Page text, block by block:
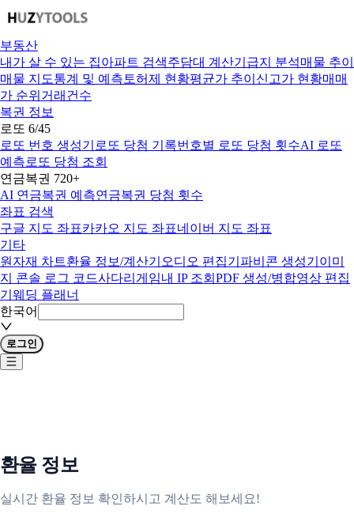
부동산
내가 살 수 있는 집아파트 검색주담대 계산기 급지 분석매물 추이
매물 지도통계 및 예측 토허제 현황평균가 추이 신고가 현황매매
가 순위 거래건수
복권 정보
로또 6/45
로또 번호 생성기 로또 당첨 기록번호별 로또 당첨 횟수AI 로또
예측로또 당첨 조회
연금복권 720+
AI 연금복권 예측연금복권 당첨 횟수
좌표 검색
구글 지도 좌표카카오 지도 좌표네이버 지도 좌표
기타
원자재 차트환율 정보/계산기 오디오 편집기 파비콘 생성기 이미
지 콘솔 로그 코드사다리게임내 IP 조회 PDF 생성/병합영상 편집
기 웨딩 플래너
한국어
로그인
환율 정보
실시간 환율 정보 확인하시고 계산도 해보세요!